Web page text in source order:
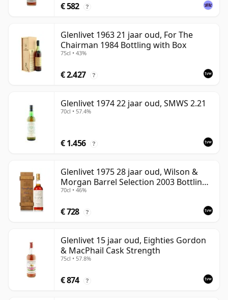
€ 582 ?
Glenlivet 1963 21 jaar oud, For The
Chairman 1984 Bottling with Box
75cl • 43%
€ 2.427 ?
Glenlivet 1974 22 jaar oud, SMWS 2.21
70cl • 57.4%
€ 1.456 ?
Glenlivet 1975 28 jaar oud, Wilson &
Morgan Barrel Selection 2003 Bottling
with Wooden Box
70cl • 46%
€ 728 ?
Glenlivet 15 jaar oud, Eighties Gordon
& MacPhail Cask Strength
75cl • 57.8%
€ 874 ?